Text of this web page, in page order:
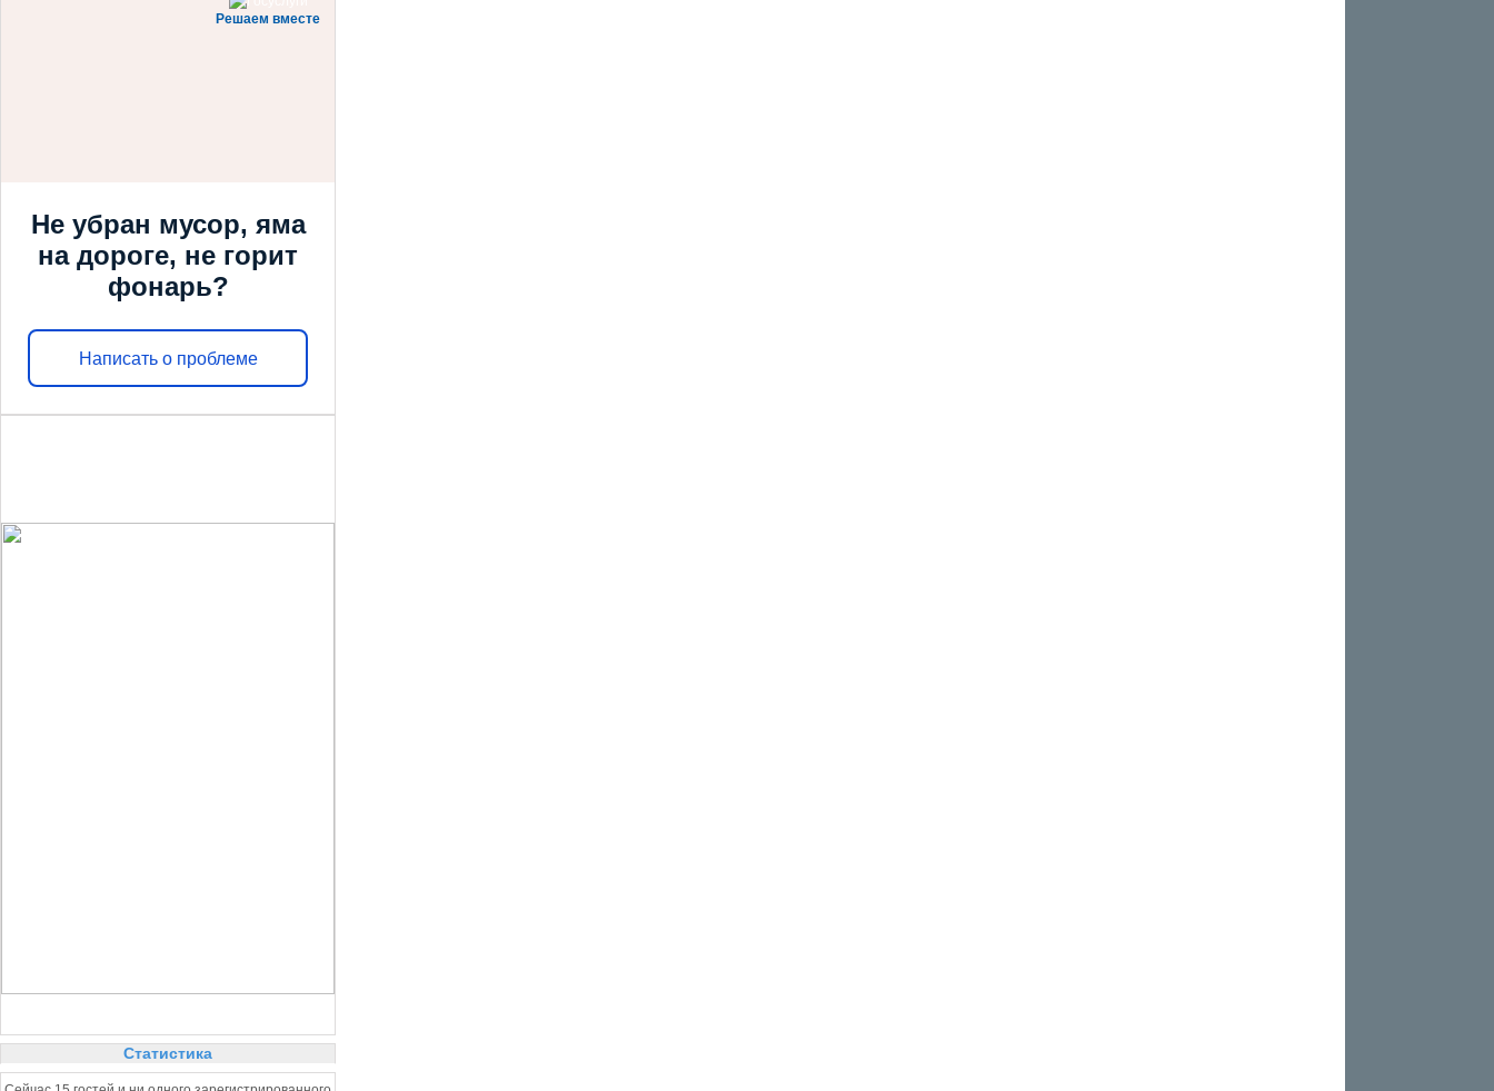
Решаем вместе
Не убран мусор, яма
на дороге, не горит
фонарь?
Написать о проблеме
Статистика